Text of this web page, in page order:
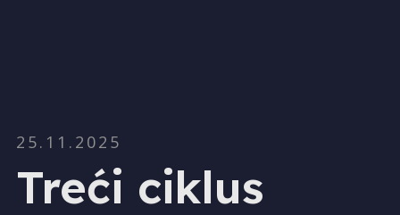
25.11.2025
Treći ciklus